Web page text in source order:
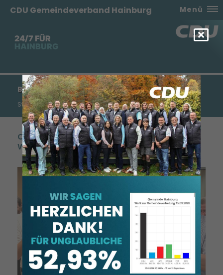
24/7 FÜR
HAINBURG
CDU Gemeindeverband Hainburg Menü
BÜRGERMEISTERWAHL HAINBURG
Starkes Ergebnis für Christian Spahn
CDU gratuliert ihrem Kandidaten und feiert
Wahlparty